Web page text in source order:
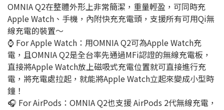
OMNIA Q2在整體外形上非常簡潔，重量輕盈，可同時充
Apple Watch、手機，內附快充充電頭，支援所有可用Qi無
線充電的裝置～
⌚️ For Apple Watch：用OMNIA Q2可為Apple Watch充
電，且OMNIA Q2是全台率先通過MFi認證的無線充電板，
直接將Apple Watch放上磁吸式充電位置就可直接進行充
電，將充電處拉起，就能將Apple Watch立起來變成小型時
鐘！
🎧 For AirPods：OMNIA Q2也支援 AirPods 2代無線充電，